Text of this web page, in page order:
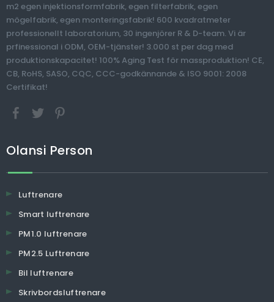
m2 egen injektionsformfabrik, egen filterfabrik, egen
mögelfabrik, egen monteringsfabrik! 600 kvadratmeter
professionellt laboratorium, 30 ingenjörer R & D-team. Vi är
prfinessional i ODM, OEM-tjänster! 3.000 st per dag med
produktionskapacitet! 100% Aging Test för massproduktion! CE,
CB, RoHS, SASO, CQC, CCC-godkännande & ISO 9001: 2008
Certifikat!
Olansi Person
Luftrenare
Smart luftrenare
PM1.0 luftrenare
PM2.5 Luftrenare
Bil luftrenare
Skrivbordsluftrenare